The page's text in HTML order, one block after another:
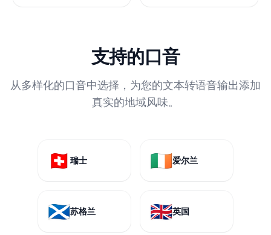
支持的口音
从多样化的口音中选择，为您的文本转语音输出添加
真实的地域风味。
🇨🇭 瑞士 🇮🇪爱尔兰
🏴󠁧󠁢󠁳󠁣󠁴󠁿苏格兰 🇬🇧英国